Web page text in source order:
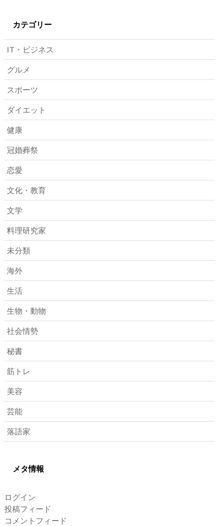
カテゴリー
IT・ビジネス
グルメ
スポーツ
ダイエット
健康
冠婚葬祭
恋愛
文化・教育
文学
料理研究家
未分類
海外
生活
生物・動物
社会情勢
秘書
筋トレ
美容
芸能
落語家
メタ情報
ログイン
投稿フィード
コメントフィード